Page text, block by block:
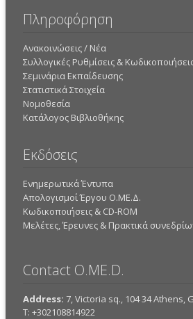
Πληροφόρηση
Ανακοινώσεις / Νέα
Συλλογικές Ρυθμίσεις &
Σεμινάρια Εκπαίδευσης
Στατιστικά Στοιχεία
Νομοθεσία
Κατάλογος Βιβλιοθήκης
Εκδόσεις
Ενημερωτικά Έντυπα
Απολογισμοί Έργου Ο.ΜΕ.Δ.
Κωδικοποιήσεις & CD-ROM
Mελέτες, Έρευνες & Πρακτικά
Contact O.ME.D.
Address: 7, Victoria sq., 104 34 Athens,
Τ: +302108814922